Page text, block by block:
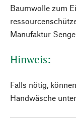
Baumwolle zum
Manufaktur
Hinweis:
Falls nötig,
Handwäsche